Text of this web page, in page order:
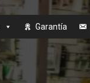
Garantía